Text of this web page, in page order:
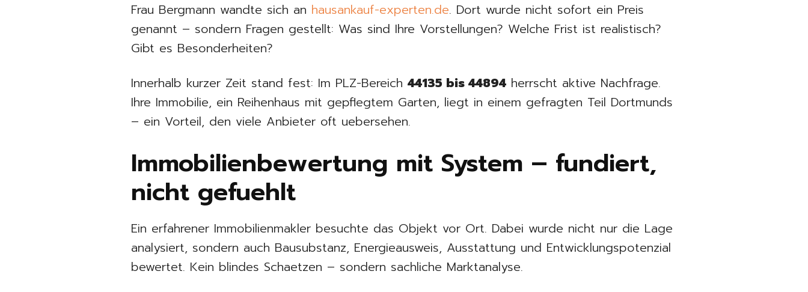
Frau Bergmann wandte sich an hausankauf-experten.de. Dort wurde nicht sofort ein Preis
genannt – sondern Fragen gestellt: Was sind Ihre Vorstellungen? Welche Frist ist realistisch?
Gibt es Besonderheiten?
Innerhalb kurzer Zeit stand fest: Im PLZ-Bereich44135 bis 44894 herrscht aktive Nachfrage.
Ihre Immobilie, ein Reihenhaus mit gepflegtem Garten, liegt in einem gefragten Teil Dortmunds
– ein Vorteil, den viele Anbieter oft uebersehen.
Immobilienbewertung mit System – fundiert,
nicht gefuehlt
Ein erfahrener Immobilienmakler besuchte das Objekt vor Ort. Dabei wurde nicht nur die Lage
analysiert, sondern auch Bausubstanz, Energieausweis, Ausstattung und Entwicklungspotenzial
bewertet. Kein blindes Schaetzen – sondern sachliche Marktanalyse.